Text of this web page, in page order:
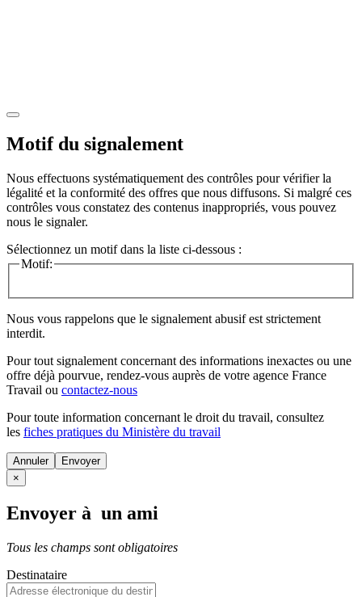
Motif du signalement
Nous effectuons systématiquement des contrôles pour vérifier la
légalité et la conformité des offres que nous diffusons. Si malgré ces
contrôles vous constatez des contenus inappropriés, vous pouvez
nous le signaler.
Sélectionnez un motif dans la liste ci-dessous :
Motif:
Nous vous rappelons que le signalement abusif est strictement
interdit.
Pour tout signalement concernant des informations inexactes ou une
offre déjà pourvue, rendez-vous auprès de votre agence France
Travail ou contactez-nous
Pour toute information concernant le droit du travail, consultez
les fiches pratiques du Ministère du travail
Annuler
×
Envoyer à un ami
Tous les champs sont obligatoires
Destinataire